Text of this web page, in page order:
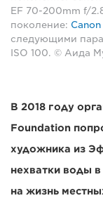
EF 70-200mm f/
поколение:
следующими
ISO 100. © Аида
В 2018 году
Foundation
художника из
нехватки воды
на жизнь